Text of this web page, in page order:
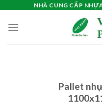
content
NHÀ CUNG CẤP
Pallet